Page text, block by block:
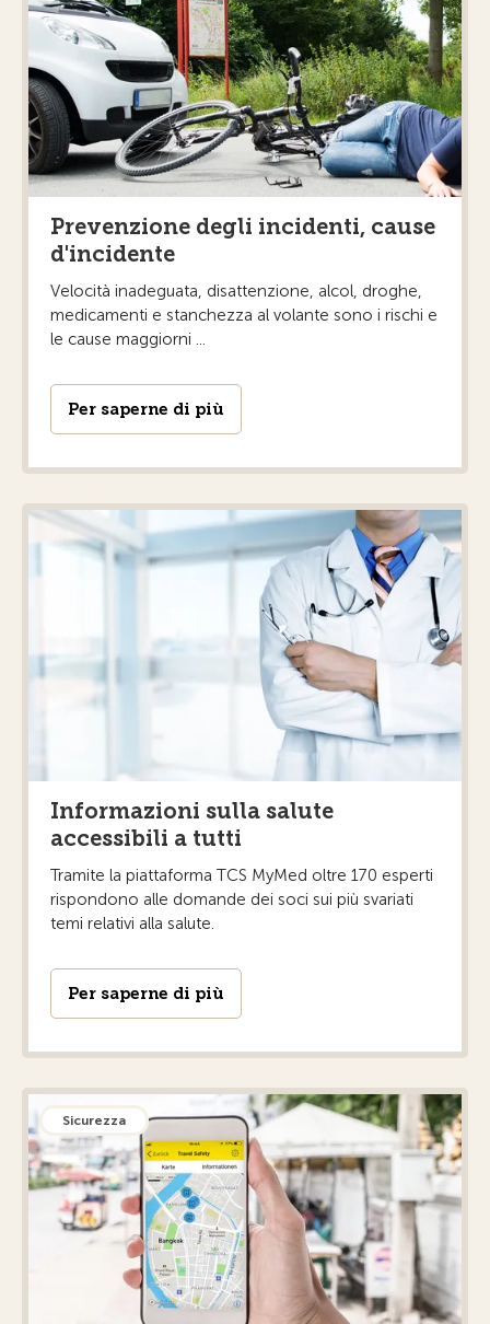
Prevenzione degli incidenti, cause
d'incidente
Velocità inadeguata, disattenzione, alcol, droghe,
medicamenti e stanchezza al volante sono i rischi e
le cause maggiorni ...
Per saperne di più
Informazioni sulla salute
accessibili a tutti
Tramite la piattaforma TCS MyMed oltre 170 esperti
rispondono alle domande dei soci sui più svariati
temi relativi alla salute.
Per saperne di più
Sicurezza